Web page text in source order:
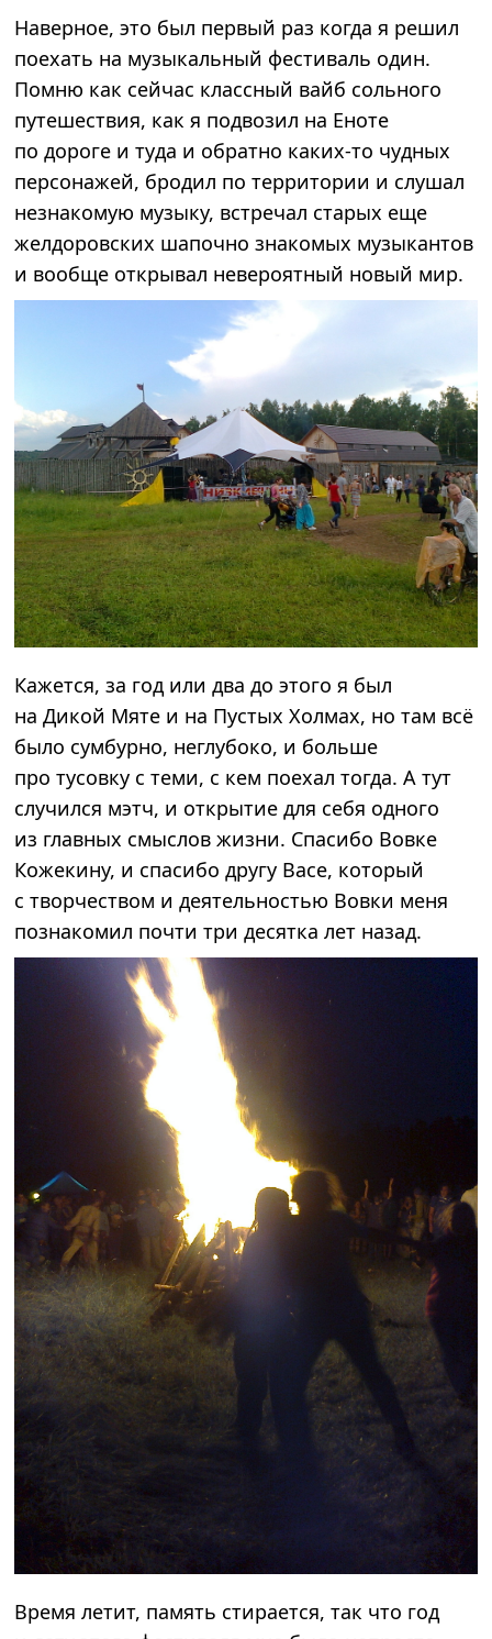
Наверное, это был первый раз когда я решил
поехать на музыкальный фестиваль один.
Помню как сейчас классный вайб сольного
путешествия, как я подвозил на Еноте
по дороге и туда и обратно каких-то чудных
персонажей, бродил по территории и слушал
незнакомую музыку, встречал старых еще
желдоровских шапочно знакомых музыкантов
и вообще открывал невероятный новый мир.
Кажется, за год или два до этого я был
на Дикой Мяте и на Пустых Холмах, но там всё
было сумбурно, неглубоко, и больше
про тусовку с теми, с кем поехал тогда. А тут
случился мэтч, и открытие для себя одного
из главных смыслов жизни. Спасибо Вовке
Кожекину, и спасибо другу Васе, который
с творчеством и деятельностью Вовки меня
познакомил почти три десятка лет назад.
Время летит, память стирается, так что год